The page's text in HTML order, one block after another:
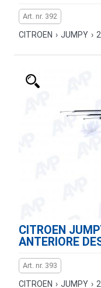
Art. nr. 392
CITROEN › JUMPY ›
CITROEN
ANTERIORE
Art. nr. 393
CITROEN › JUMPY ›